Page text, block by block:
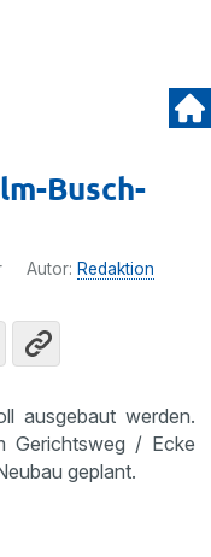
Busch-
Autor: Redaktion
ausgebaut werden.
Gerichtsweg / Ecke
geplant.